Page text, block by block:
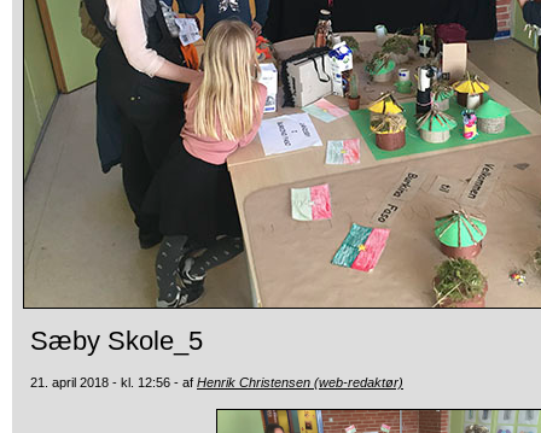
Sæby Skole_5
21. april 2018 - kl. 12:56 - af Henrik Christensen (web-redaktør)